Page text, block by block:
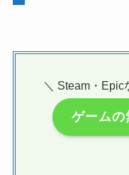
＼ Steam・Epic
ゲームの